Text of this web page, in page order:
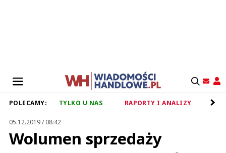
POLECAMY: TYLKO U NAS RAPORTY I ANALIZY
05.12.2019 / 08:42
Wolumen sprzedaży